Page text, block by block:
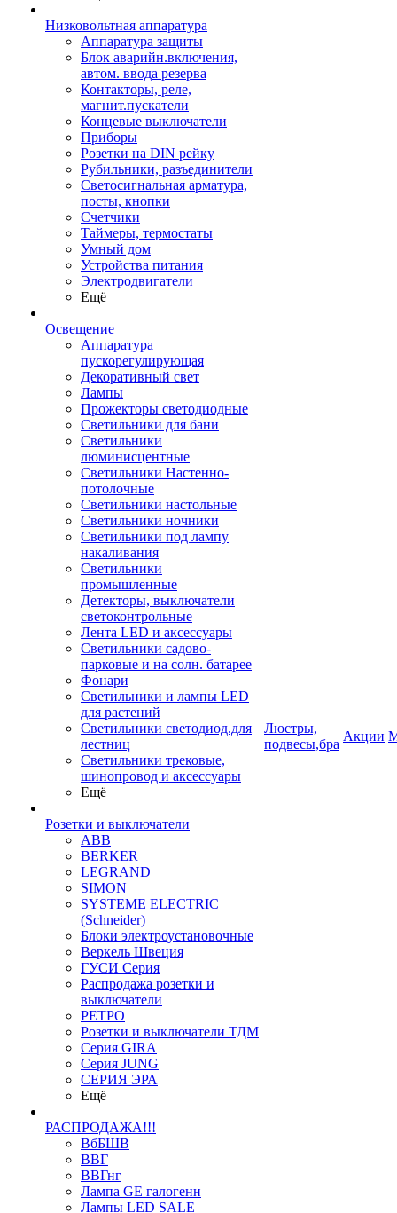
Низковольтная аппаратура
Аппаратура защиты
Блок аварийн.включения,
автом. ввода резерва
Контакторы, реле,
магнит.пускатели
Концевые выключатели
Приборы
Розетки на DIN рейку
Рубильники, разъединители
Светосигнальная арматура,
посты, кнопки
Счетчики
Таймеры, термостаты
Умный дом
Устройства питания
Электродвигатели
Ещё
Освещение
Аппаратура
пускорегулирующая
Декоративный свет
Лампы
Прожекторы светодиодные
Светильники для бани
Светильники
люминисцентные
Светильники Настенно-
потолочные
Светильники настольные
Светильники ночники
Светильники под лампу
накаливания
Светильники
промышленные
Детекторы, выключатели
светоконтрольные
Лента LED и аксессуары
Светильники садово-
парковые и на солн. батарее
Фонари
Светильники и лампы LED
для растений
Светильники светодиод.для
лестниц
Светильники трековые,
шинопровод и аксессуары
Ещё
Розетки и выключатели
ABB
BERKER
LEGRAND
SIMON
SYSTEME ELECTRIC
(Schneider)
Блоки электроустановочные
Веркель Швеция
ГУСИ Серия
Распродажа розетки и
выключатели
РЕТРО
Розетки и выключатели ТДМ
Серия GIRA
Серия JUNG
СЕРИЯ ЭРА
Ещё
РАСПРОДАЖА!!!
ВбБШВ
ВВГ
ВВГнг
Лампа GE галогенн
Лампы LED SALE
Люстры,
подвесы,бра
Акции